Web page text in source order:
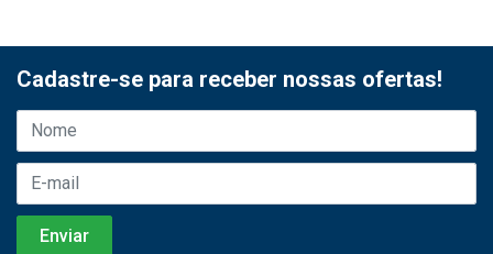
Cadastre-se para receber nossas ofertas!